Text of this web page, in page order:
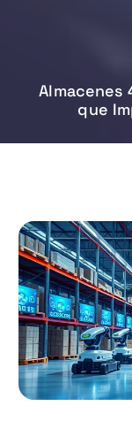
Almacenes
que